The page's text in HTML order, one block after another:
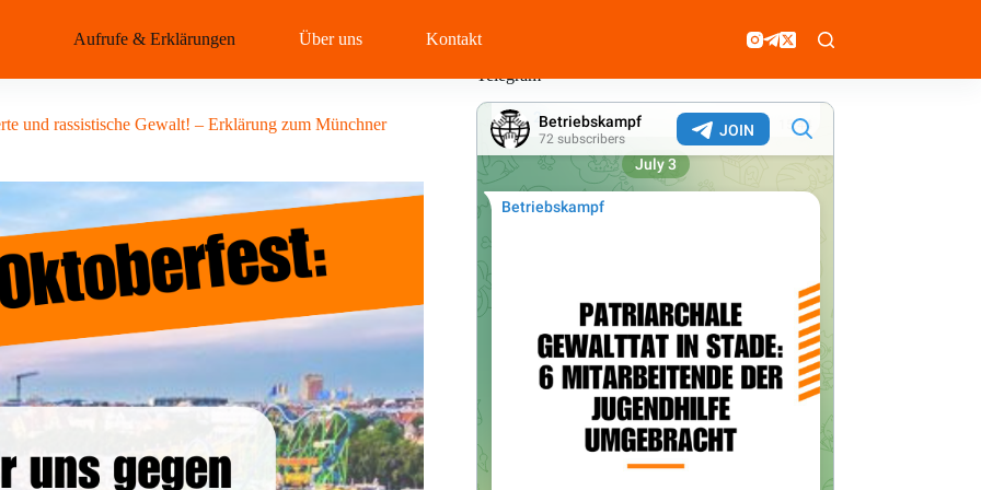
Aufrufe & Erklärungen Über uns
Kontakt
und rassistische Gewalt! – Erklärung zum Münchner
Telegram